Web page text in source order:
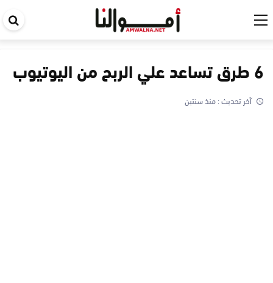
6 طرق تساعد علي الربح من اليوتيوب
آخر تحديث :منذ سنتين